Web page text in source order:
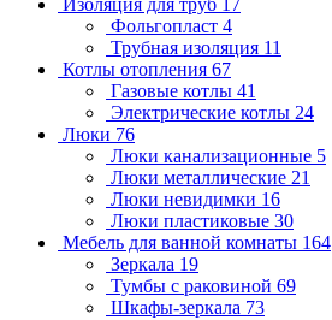
Изоляция для труб 17
Фольгопласт 4
Трубная изоляция 11
Котлы отопления 67
Газовые котлы 41
Электрические котлы 24
Люки 76
Люки канализационные 5
Люки металлические 21
Люки невидимки 16
Люки пластиковые 30
Мебель для ванной комнаты 164
Зеркала 19
Тумбы с раковиной 69
Шкафы-зеркала 73